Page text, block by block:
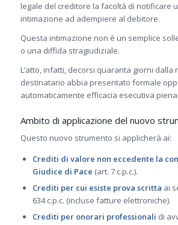
legale del creditore la facoltà di notificare
intimazione ad adempiere al debitore.
Questa intimazione non è un semplice
o una diffida stragiudiziale.
L’atto, infatti, decorsi quaranta giorni dalla
destinatario abbia presentato formale
automaticamente efficacia esecutiva piena.
Ambito di applicazione del nuovo
Questo nuovo strumento si applicherà ai:
Crediti di valore non eccedente la
Giudice di Pace (art. 7 c.p.c.).
Crediti per cui esiste prova scritta ai
634 c.p.c. (incluse fatture elettroniche).
Crediti per onorari professionali di